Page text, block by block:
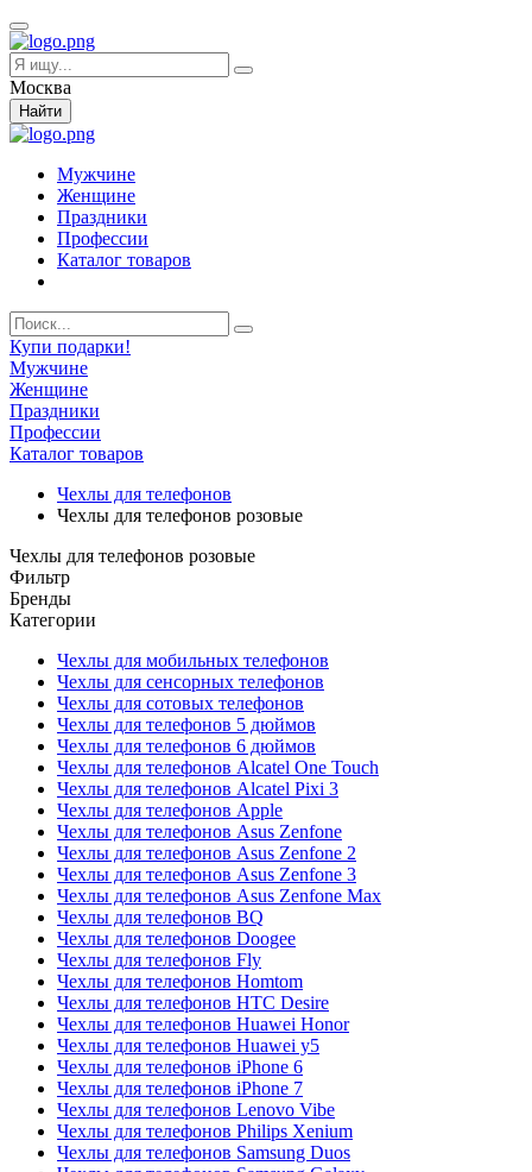
Москва
Найти
Мужчине
Женщине
Праздники
Профессии
Каталог товаров
Купи подарки!
Мужчине
Женщине
Праздники
Профессии
Каталог товаров
Чехлы для телефонов
Чехлы для телефонов розовые
Чехлы для телефонов розовые
Фильтр
Бренды
Категории
Чехлы для мобильных телефонов
Чехлы для сенсорных телефонов
Чехлы для сотовых телефонов
Чехлы для телефонов 5 дюймов
Чехлы для телефонов 6 дюймов
Чехлы для телефонов Alcatel One Touch
Чехлы для телефонов Alcatel Pixi 3
Чехлы для телефонов Apple
Чехлы для телефонов Asus Zenfone
Чехлы для телефонов Asus Zenfone 2
Чехлы для телефонов Asus Zenfone 3
Чехлы для телефонов Asus Zenfone Max
Чехлы для телефонов BQ
Чехлы для телефонов Doogee
Чехлы для телефонов Fly
Чехлы для телефонов Homtom
Чехлы для телефонов HTC Desire
Чехлы для телефонов Huawei Honor
Чехлы для телефонов Huawei y5
Чехлы для телефонов iPhone 6
Чехлы для телефонов iPhone 7
Чехлы для телефонов Lenovo Vibe
Чехлы для телефонов Philips Xenium
Чехлы для телефонов Samsung Duos